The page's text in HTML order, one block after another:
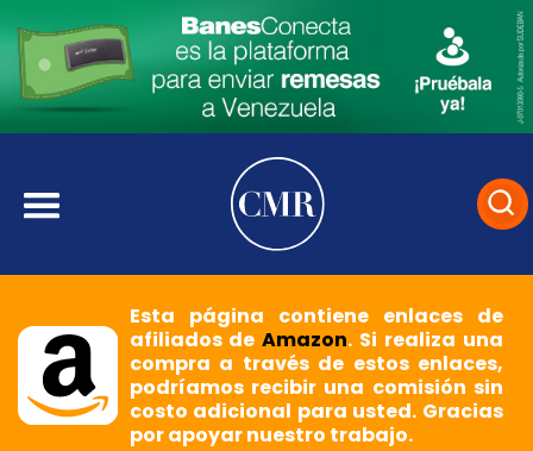
Esta página contiene enlaces de
afiliados deAmazon. Si realiza una
compra a través de estos enlaces,
podríamos recibir una comisión sin
costo adicional para usted. Gracias
por apoyar nuestro trabajo.